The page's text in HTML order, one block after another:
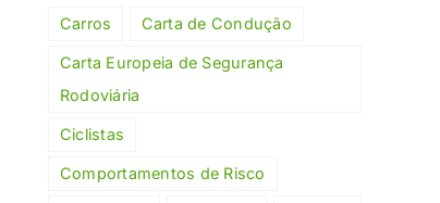
Carros Carta de Condução
Carta Europeia de Segurança
Rodoviária
Ciclistas
Comportamentos de Risco